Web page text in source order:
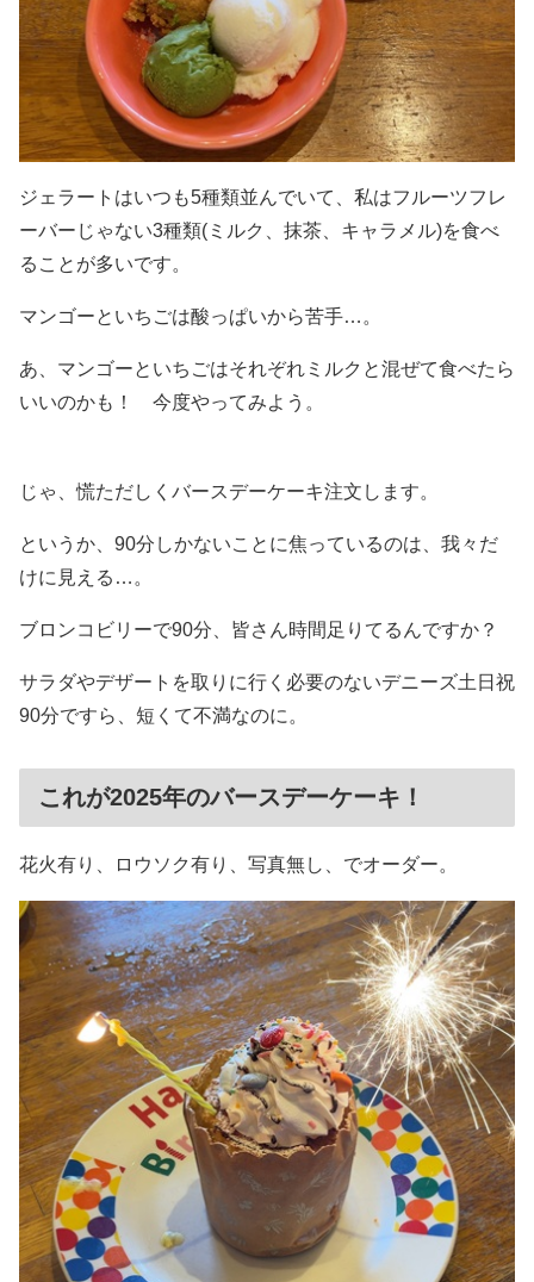
ジェラートはいつも5種類並んでいて、私はフルーツフレ
ーバーじゃない3種類(ミルク、抹茶、キャラメル)を食べ
ることが多いです。
マンゴーといちごは酸っぱいから苦手…。
あ、マンゴーといちごはそれぞれミルクと混ぜて食べたら
いいのかも！ 今度やってみよう。
じゃ、慌ただしくバースデーケーキ注文します。
というか、90分しかないことに焦っているのは、我々だ
けに見える…。
ブロンコビリーで90分、皆さん時間足りてるんですか？
サラダやデザートを取りに行く必要のないデニーズ土日祝
90分ですら、短くて不満なのに。
これが2025年のバースデーケーキ！
花火有り、ロウソク有り、写真無し、でオーダー。